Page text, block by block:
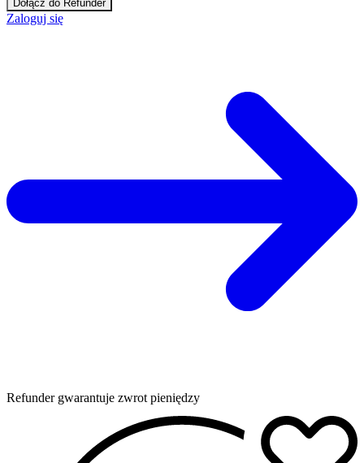
Dołącz do Refunder
Zaloguj się
Refunder gwarantuje zwrot pieniędzy